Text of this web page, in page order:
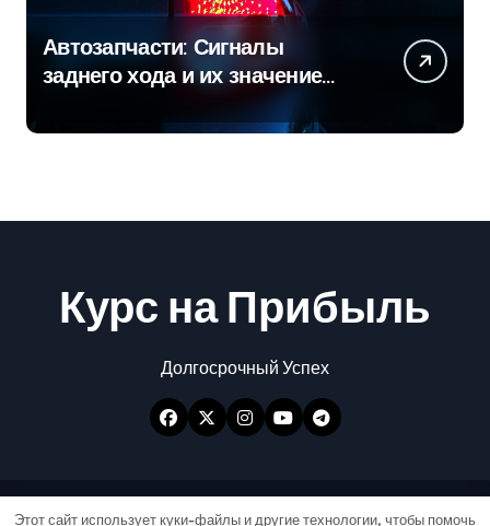
Автозапчасти: Сигналы
заднего хода и их значение
для безопасности на дороге
Курс на Прибыль
Долгосрочный Успех
Авторские права © Все права защищены|
Этот сайт использует куки-файлы и другие технологии, чтобы помочь